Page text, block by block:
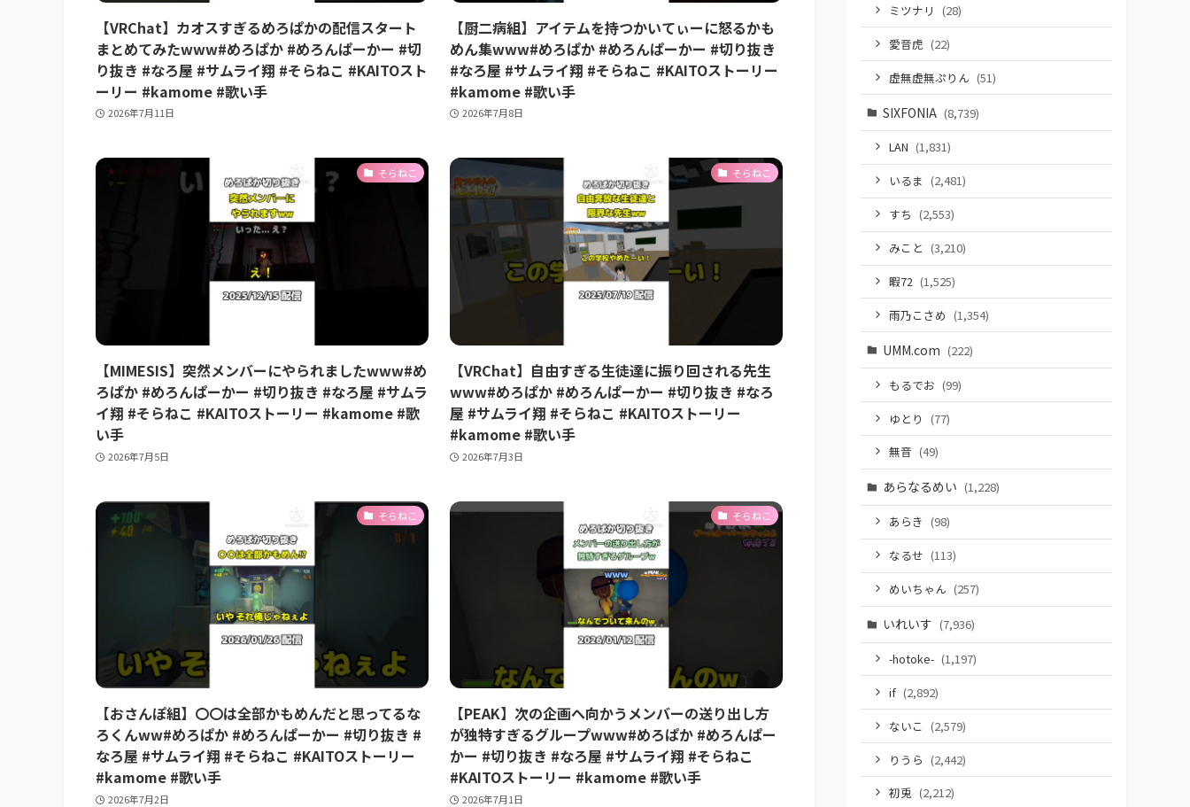
【VRChat】カオスすぎるめろぱかの配信スタート
まとめてみたwww#めろぱか #めろんぱーかー #切
り抜き #なろ屋 #サムライ翔 #そらねこ #KAITOスト
ーリー #kamome #歌い手
2026年7月11日
【厨二病組】アイテムを持つかいてぃーに怒るかも
めん集www#めろぱか #めろんぱーかー #切り抜き
#なろ屋 #サムライ翔 #そらねこ #KAITOストーリー
#kamome #歌い手
2026年7月8日
そらねこ
【MIMESIS】突然メンバーにやられましたwww#め
ろぱか #めろんぱーかー #切り抜き #なろ屋 #サムラ
イ翔 #そらねこ #KAITOストーリー #kamome #歌
い手
2026年7月5日
そらねこ
【VRChat】自由すぎる生徒達に振り回される先生
www#めろぱか #めろんぱーかー #切り抜き #なろ
屋 #サムライ翔 #そらねこ #KAITOストーリー
#kamome #歌い手
2026年7月3日
そらねこ
【おさんぽ組】〇〇は全部かもめんだと思ってるな
ろくんww#めろぱか #めろんぱーかー #切り抜き #
なろ屋 #サムライ翔 #そらねこ #KAITOストーリー
#kamome #歌い手
2026年7月2日
そらねこ
【PEAK】次の企画へ向かうメンバーの送り出し方
が独特すぎるグループwww#めろぱか #めろんぱー
かー #切り抜き #なろ屋 #サムライ翔 #そらねこ
#KAITOストーリー #kamome #歌い手
2026年7月1日
ミツナリ (28)
愛音虎 (22)
虚無虚無ぷりん (51)
SIXFONIA (8,739)
LAN (1,831)
いるま (2,481)
すち (2,553)
みこと (3,210)
暇72 (1,525)
雨乃こさめ (1,354)
UMM.com (222)
もるでお (99)
ゆとり (77)
無音 (49)
あらなるめい (1,228)
あらき (98)
なるせ (113)
めいちゃん (257)
いれいす (7,936)
-hotoke- (1,197)
if (2,892)
ないこ (2,579)
りうら (2,442)
初兎 (2,212)